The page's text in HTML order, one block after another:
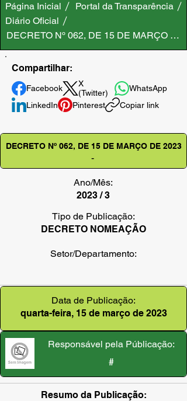
Página Inicial
Portal da Transparência
Diário Oficial
DECRETO Nº 062, DE 15 DE MARÇO DE
Compartilhar:
Facebook
X
(Twitter)
WhatsApp
LinkedIn
Pinterest Copiar link
DECRETO Nº 062, DE 15 DE MARÇO DE 2023
-
Ano/Mês:
2023 / 3
Tipo de Publicação:
DECRETO NOMEAÇÃO
Setor/Departamento:
Data de Publicação:
quarta-feira, 15 de março de 2023
Responsável pela Públicação:
#
Resumo da Publicação: